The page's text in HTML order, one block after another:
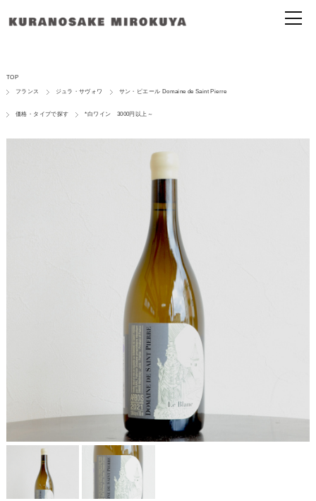
TOP
フランス ジュラ・サヴォワ サン・ピエール Domaine de Saint Pierre
価格・タイプで探す *白ワイン 3000円以上～